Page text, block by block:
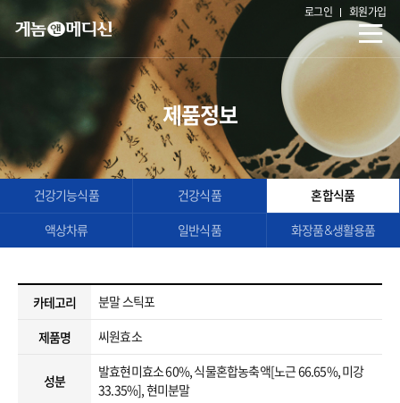
로그인 회원가입
제품정보
건강기능식품 건강식품 혼합식품
액상차류 일반식품 화장품&생활용품
카테고리
분말 스틱포
제품명
씨원효소
성분
발효현미효소 60%, 식물혼합농축액[노근 66.65%, 미강
33.35%], 현미분말